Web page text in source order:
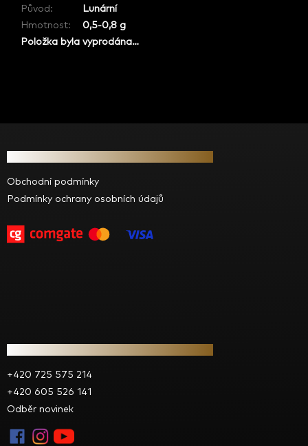
Původ :
Lunární
Hmotnost:
0,5-0,8 g
Položka byla vyprodána…
p
Obchodní podmínky
Podmínky ochrany osobních údajů
+420 725 575 214
+420 605 526 141
Odběr novinek